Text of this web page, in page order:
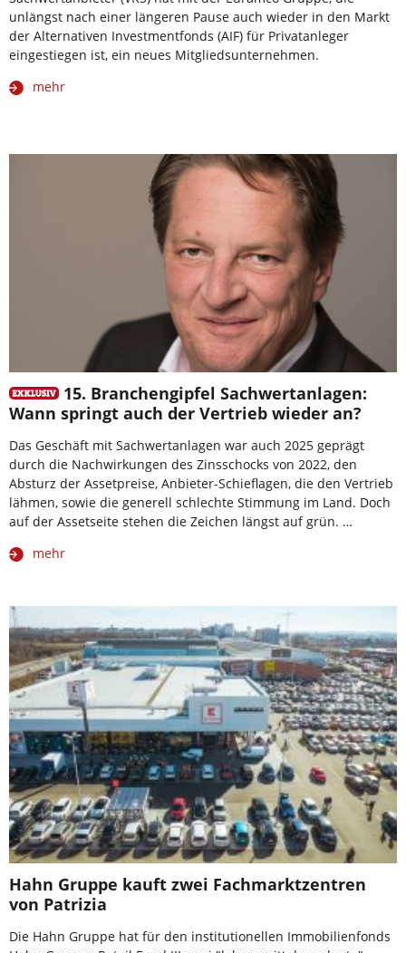
unlängst nach einer längeren Pause auch wieder in den Markt
der Alternativen Investmentfonds (AIF) für Privatanleger
eingestiegen ist, ein neues Mitgliedsunternehmen.
mehr
15. Branchengipfel Sachwertanlagen:
Wann springt auch der Vertrieb wieder an?
Das Geschäft mit Sachwertanlagen war auch 2025 geprägt
durch die Nachwirkungen des Zinsschocks von 2022, den
Absturz der Assetpreise, Anbieter-Schieflagen, die den Vertrieb
lähmen, sowie die generell schlechte Stimmung im Land. Doch
auf der Assetseite stehen die Zeichen längst auf grün. …
mehr
Hahn Gruppe kauft zwei Fachmarktzentren
von Patrizia
Die Hahn Gruppe hat für den institutionellen Immobilienfonds